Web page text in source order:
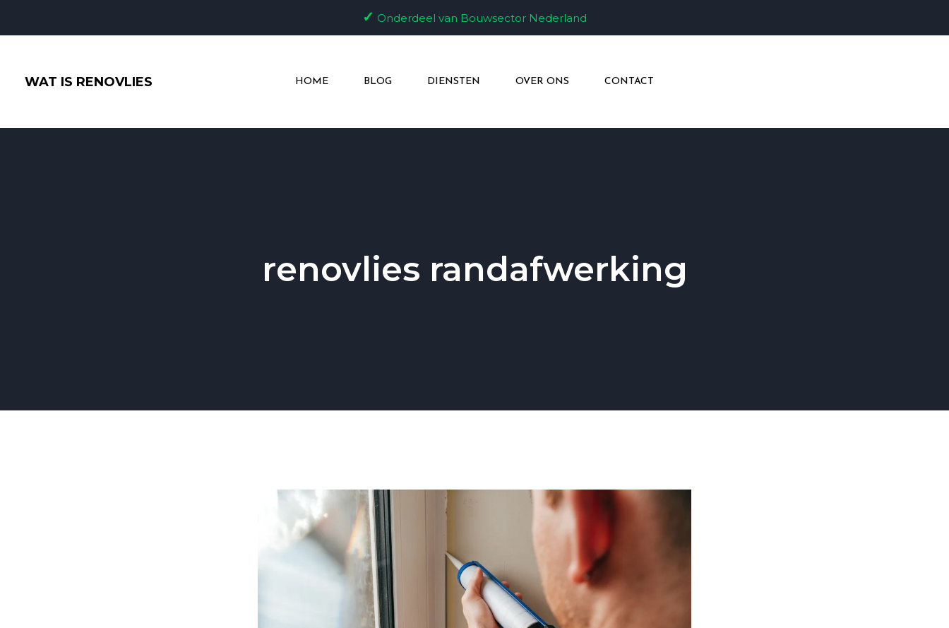
✓ Onderdeel van Bouwsector Nederland
WAT IS RENOVLIES HOME BLOG DIENSTEN OVER ONS CONTACT
renovlies randafwerking
Renovlies